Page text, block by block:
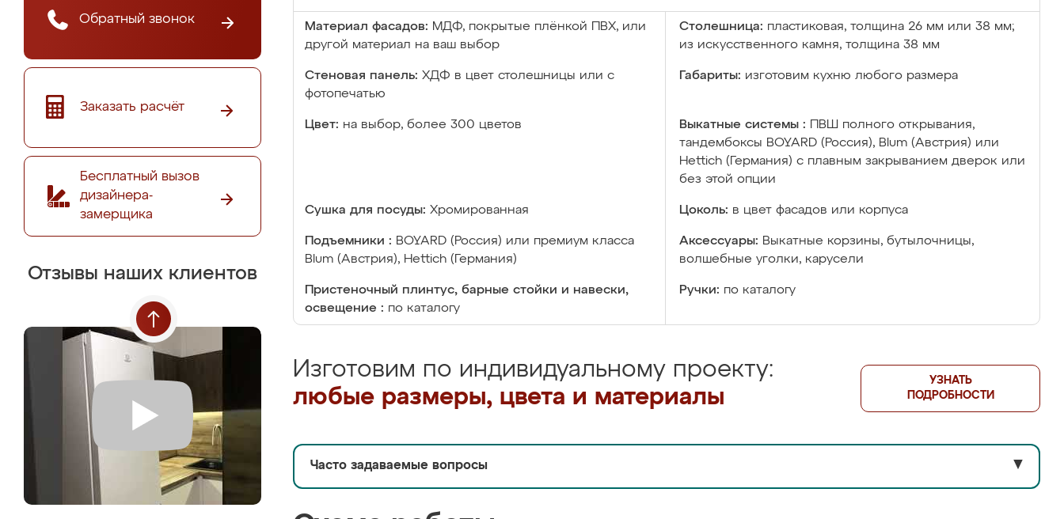
Обратный звонок
Заказать расчёт
Бесплатный вызов
дизайнера-
замерщика
Отзывы наших клиентов
Материал фасадов: МДФ, покрытые плёнкой ПВХ, или
другой материал на ваш выбор
Столешница: пластиковая, толщина 26 мм или 38 мм;
из искусственного камня, толщина 38 мм
Стеновая панель: ХДФ в цвет столешницы или с
фотопечатью
Габариты: изготовим кухню любого размера
Цвет: на выбор, более 300 цветов Выкатные системы :
ПВШ полного открывания,
тандембоксы BOYARD (Россия), Blum (Австрия) или
Hettich (Германия) с плавным закрыванием дверок или
без этой опции
Сушка для посуды: Хромированная Цоколь: в цвет фасадов или корпуса
Подъемники : BOYARD (Россия) или премиум класса
Blum (Австрия), Hettich (Германия)
Аксессуары: Выкатные корзины, бутылочницы,
волшебные уголки, карусели
Пристеночный плинтус, барные стойки и навески,
освещение : по каталогу
Ручки: по каталогу
Изготовим по индивидуальному проекту:
любые размеры, цвета и материалы
УЗНАТЬ
ПОДРОБНОСТИ
Часто задаваемые вопросы ▼